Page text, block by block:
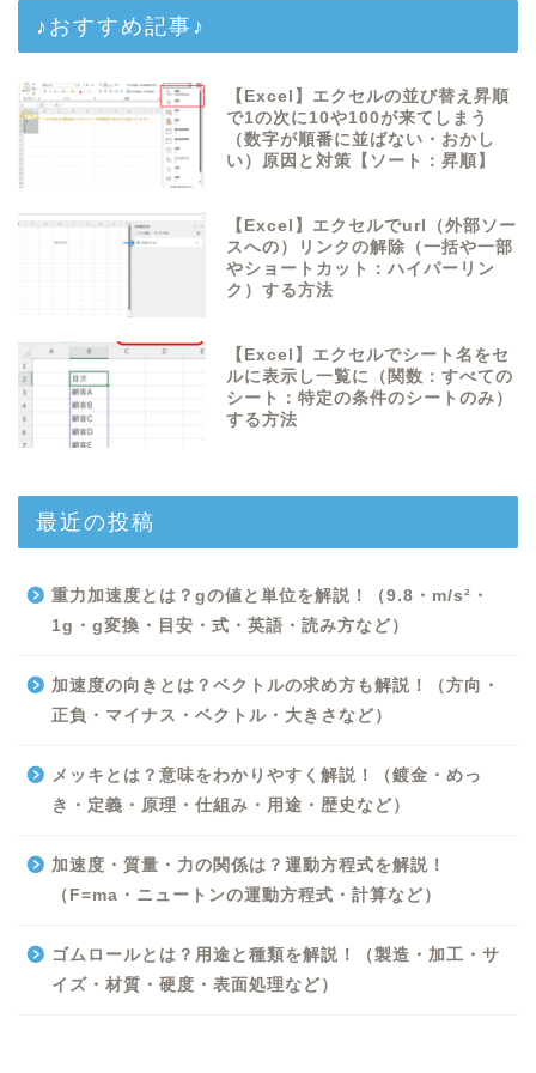
♪おすすめ記事♪
【Excel】エクセルの並び替え昇順
で1の次に10や100が来てしまう
（数字が順番に並ばない・おかし
い）原因と対策【ソート：昇順】
【Excel】エクセルでurl（外部ソー
スへの）リンクの解除（一括や一部
やショートカット：ハイパーリン
ク）する方法
【Excel】エクセルでシート名をセ
ルに表示し一覧に（関数：すべての
シート：特定の条件のシートのみ）
する方法
最近の投稿
重力加速度とは？gの値と単位を解説！（9.8・m/s²・
1g・g変換・目安・式・英語・読み方など）
加速度の向きとは？ベクトルの求め方も解説！（方向・
正負・マイナス・ベクトル・大きさなど）
メッキとは？意味をわかりやすく解説！（鍍金・めっ
き・定義・原理・仕組み・用途・歴史など）
加速度・質量・力の関係は？運動方程式を解説！
（F=ma・ニュートンの運動方程式・計算など）
ゴムロールとは？用途と種類を解説！（製造・加工・サ
イズ・材質・硬度・表面処理など）
Python